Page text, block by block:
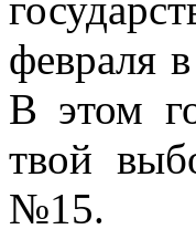
февраля
В этом
твой
№15.